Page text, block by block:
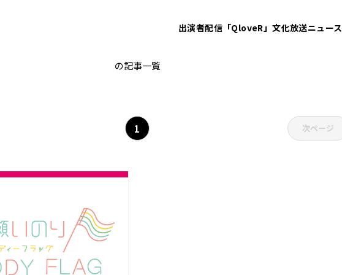
出演者配信「QloveR」文化放送ニュース
水瀬いのり
の記事一覧
1 次ページ